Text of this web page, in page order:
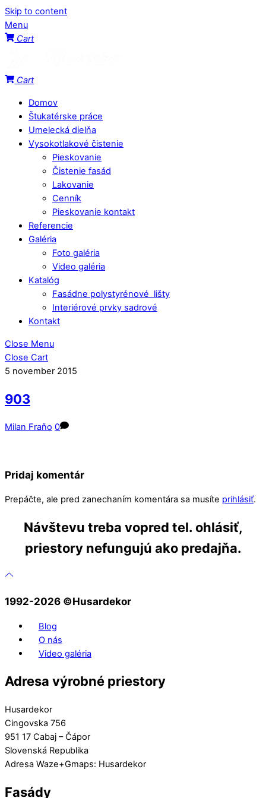
Skip to content
Menu
Cart
Cart
Domov
Štukatérske práce
Umelecká dielňa
Vysokotlakové čistenie
Pieskovanie
Čistenie fasád
Lakovanie
Cenník
Pieskovanie kontakt
Referencie
Galéria
Foto galéria
Video galéria
Katalóg
Fasádne polystyrénové lišty
Interiérové prvky sadrové
Kontakt
Close Menu
Close Cart
5 november 2015
903
Milan Fraňo 0
Pridaj komentár
Prepáčte, ale pred zanechaním komentára sa musíte prihlásiť.
Návštevu treba vopred tel. ohlásiť,
priestory nefungujú ako predajňa.
1992-2026 ©️Husardekor
Blog
O nás
Video galéria
Adresa výrobné priestory
Husardekor
Cingovska 756
951 17 Cabaj – Čápor
Slovenská Republika
Adresa Waze+Gmaps: Husardekor
Fasády